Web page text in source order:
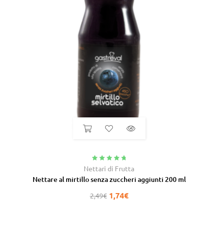
Valutato 4.92
Nettari di Frutta
Nettare al mirtillo senza zuccheri aggiunti 200 ml
2,49€ 1,74€